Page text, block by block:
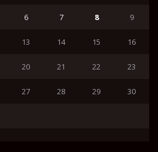
6 7 8 9
13 14 15 16
20 21 22 23
27 28 29 30